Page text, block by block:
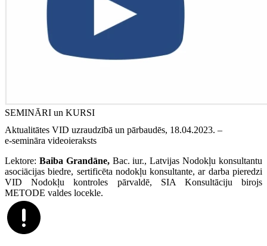
SEMINĀRI un KURSI
Aktualitātes VID uzraudzībā un pārbaudēs, 18.04.2023. –
e‑semināra videoieraksts
Lektore: Baiba Grandāne, Bac. iur., Latvijas Nodokļu konsultantu
asociācijas biedre, sertificēta nodokļu konsultante, ar darba pieredzi
VID Nodokļu kontroles pārvaldē, SIA Konsultāciju birojs
METODE valdes locekle.